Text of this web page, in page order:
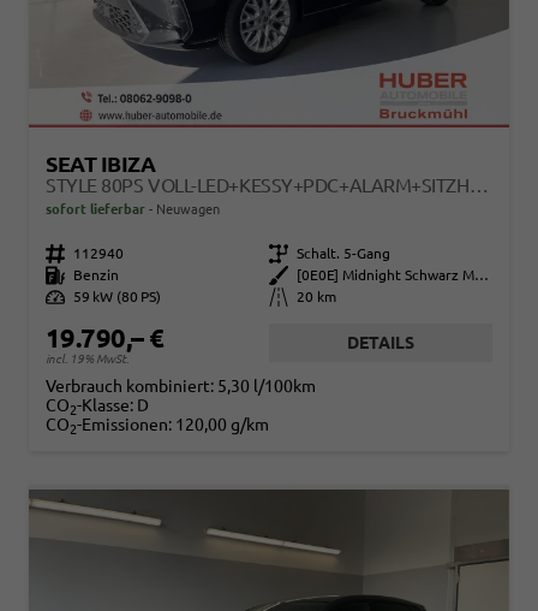
SEAT IBIZA
STYLE 80PS VOLL-LED+KESSY+PDC+ALARM+SITZHEIZUNG+KAMERA+APP-CONNECT
sofort lieferbar Neuwagen
Fahrzeugnr. 112940 Getriebe Schalt. 5-Gang
Kraftstoff
Benzin Außenfarbe
[0E0E] Midnight Schwarz Metallic
Leistung
59 kW (80 PS) Kilometerstand 20 km
19.790,– €
incl. 19% MwSt.
DETAILS
Verbrauch kombiniert: 5,30 l/100km
CO2-Klasse: D
CO2-Emissionen: 120,00 g/km